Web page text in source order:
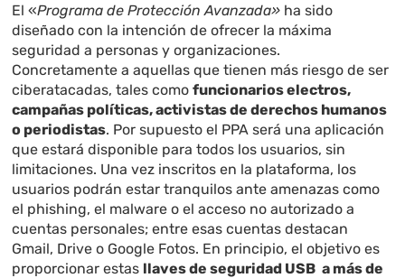
El «Programa de Protección Avanzada» ha sido
diseñado con la intención de ofrecer la máxima
seguridad a personas y organizaciones.
Concretamente a aquellas que tienen más riesgo de ser
ciberatacadas, tales comofuncionarios electros,
campañas políticas, activistas de derechos humanos
o periodistas. Por supuesto el PPA será una aplicación
que estará disponible para todos los usuarios, sin
limitaciones. Una vez inscritos en la plataforma, los
usuarios podrán estar tranquilos ante amenazas como
el phishing, el malware o el acceso no autorizado a
cuentas personales; entre esas cuentas destacan
Gmail, Drive o Google Fotos. En principio, el objetivo es
proporcionar estas llaves de seguridad USB a más de